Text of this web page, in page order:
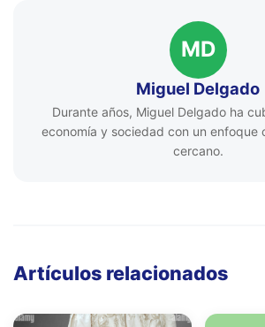
MD
Miguel Delgado
Durante años, Miguel Delgado ha
economía y sociedad con un enfoque
cercano.
Artículos relacionados